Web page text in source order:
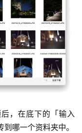
，在底下的「输入
哪一个资料夹中。